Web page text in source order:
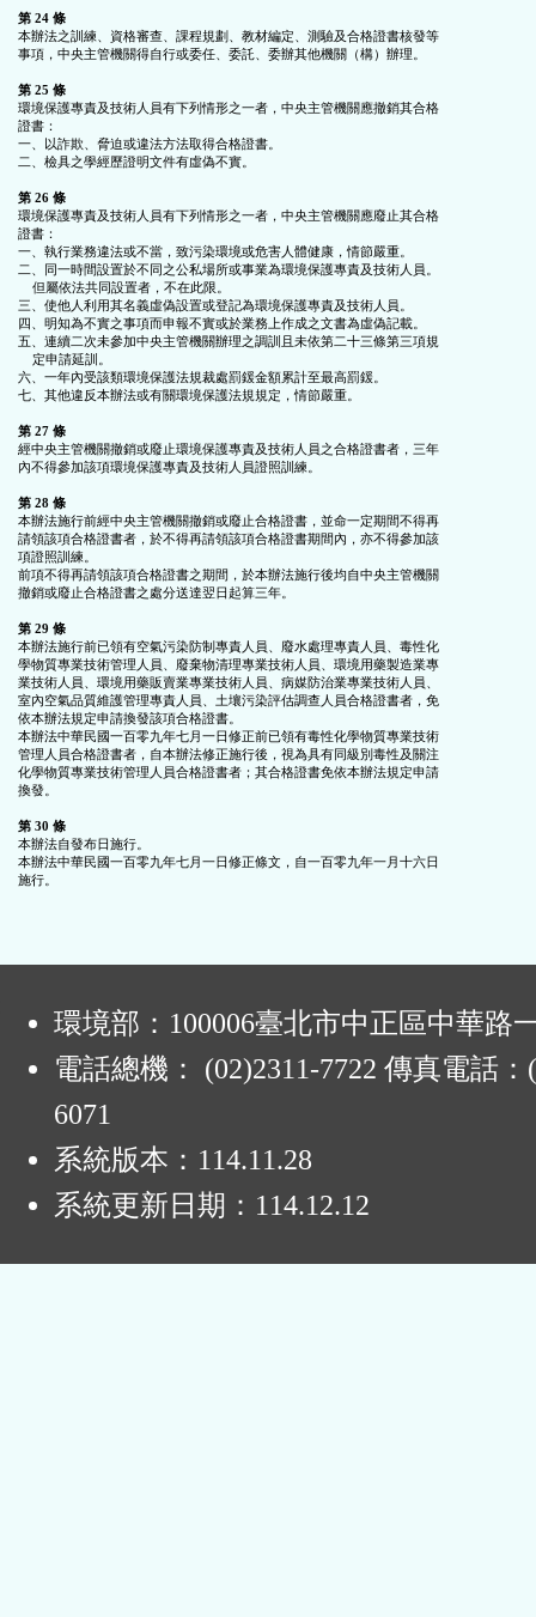
第 24 條
本辦法之訓練、資格審查、課程規劃、教材編定、測驗及合格證書核發等
事項，中央主管機關得自行或委任、委託、委辦其他機關（構）辦理。
第 25 條
環境保護專責及技術人員有下列情形之一者，中央主管機關應撤銷其合格
證書：
一、以詐欺、脅迫或違法方法取得合格證書。
二、檢具之學經歷證明文件有虛偽不實。
第 26 條
環境保護專責及技術人員有下列情形之一者，中央主管機關應廢止其合格
證書：
一、執行業務違法或不當，致污染環境或危害人體健康，情節嚴重。
二、同一時間設置於不同之公私場所或事業為環境保護專責及技術人員。
三、使他人利用其名義虛偽設置或登記為環境保護專責及技術人員。
四、明知為不實之事項而申報不實或於業務上作成之文書為虛偽記載。
五、連續二次未參加中央主管機關辦理之調訓且未依第二十三條第三項規
六、一年內受該類環境保護法規裁處罰鍰金額累計至最高罰鍰。
七、其他違反本辦法或有關環境保護法規規定，情節嚴重。
第 27 條
經中央主管機關撤銷或廢止環境保護專責及技術人員之合格證書者，三年
內不得參加該項環境保護專責及技術人員證照訓練。
第 28 條
本辦法施行前經中央主管機關撤銷或廢止合格證書，並命一定期間不得再
請領該項合格證書者，於不得再請領該項合格證書期間內，亦不得參加該
項證照訓練。
前項不得再請領該項合格證書之期間，於本辦法施行後均自中央主管機關
撤銷或廢止合格證書之處分送達翌日起算三年。
第 29 條
本辦法施行前已領有空氣污染防制專責人員、廢水處理專責人員、毒性化
學物質專業技術管理人員、廢棄物清理專業技術人員、環境用藥製造業專
業技術人員、環境用藥販賣業專業技術人員、病媒防治業專業技術人員、
室內空氣品質維護管理專責人員、土壤污染評估調查人員合格證書者，免
依本辦法規定申請換發該項合格證書。
本辦法中華民國一百零九年七月一日修正前已領有毒性化學物質專業技術
管理人員合格證書者，自本辦法修正施行後，視為具有同級別毒性及關注
化學物質專業技術管理人員合格證書者；其合格證書免依本辦法規定申請
換發。
第 30 條
本辦法自發布日施行。
本辦法中華民國一百零九年七月一日修正條文，自一百零九年一月十六日
環境部：100006臺北市中正區中華路
電話總機： (02)2311-7722 傳真電話：
6071
系統版本： 114.11.28
系統更新日期： 114.12.12